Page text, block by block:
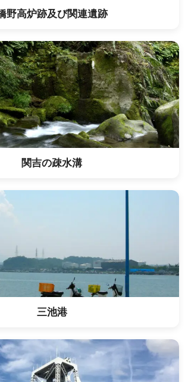
野高炉跡及び関連遺跡
関吉の疎水溝
三池港